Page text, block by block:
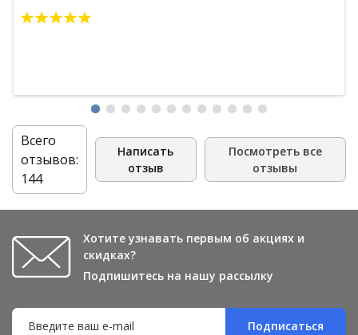
осталась любовь к тайской косметики. Благодаря этому
Всего
отзывов:
144
Написать
отзыв
Посмотреть все
отзывы
Хотите узнавать первым об акциях и
скидках?
Подпишитесь на нашу рассылку
Подписаться